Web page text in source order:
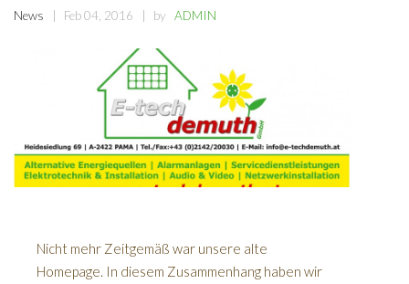
News Feb 04, 2016 by ADMIN
Nicht mehr Zeitgemäß war unsere alte
Homepage. In diesem Zusammenhang haben wir